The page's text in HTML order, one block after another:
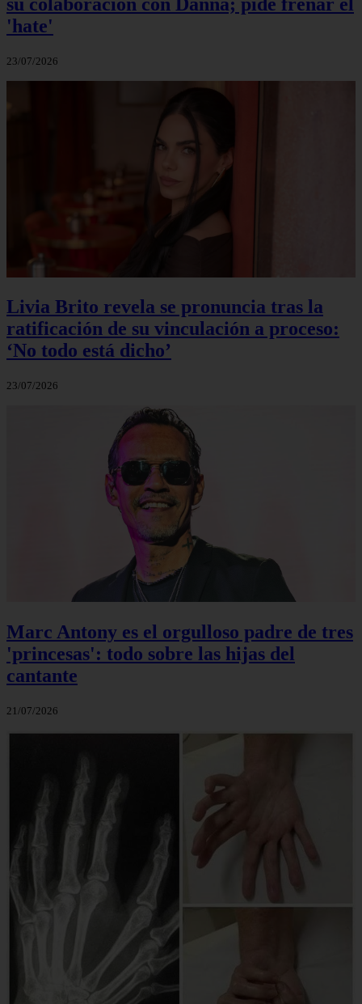
'hate'
23/07/2026
Livia Brito revela se pronuncia tras la
ratificación de su vinculación a proceso:
‘No todo está dicho’
23/07/2026
Marc Antony es el orgulloso padre de tres
'princesas': todo sobre las hijas del
cantante
21/07/2026